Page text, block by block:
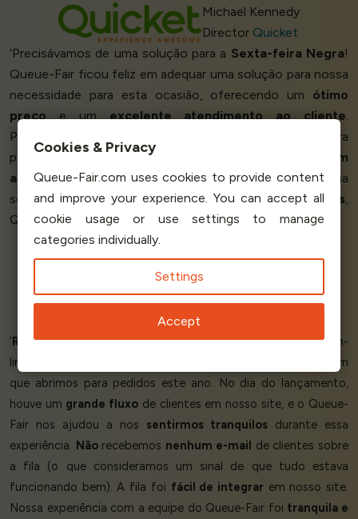
Michael Kennedy
Director Quicket
‘Precisávamos de uma solução para a Sexta-feira Negra!
Queue-Fair ficou feliz em adequar uma solução para nossa
necessidade para esta ocasião, oferecendo um ótimo
preçoe umexcelente atendimento ao cliente.
Pudemos montar nossa própria sala de espera
personalizada, nossa própria taxa de entrada, tudo
bem
adaptadoà nossa medida. Se você precisa de uma
solução sob medida quenão esvazie seus bolsos,
Queue-Fair é ocaminho a seguir!’
‘Reduziu o estressedo dia do lançamento da nossa loja on-
line! Lançamos um site totalmente novo no mesmo dia em
que abrimos para pedidos este ano. No dia do lançamento,
houve um grande fluxo de clientes em nosso site, e o Queue-
Fair nos ajudou a nos sentirmos tranquilos durante essa
experiência. Nãorecebemos nenhum e-mail de clientes sobre
a fila (o que consideramos um sinal de que tudo estava
funcionando bem). A fila foi fácil de integrarem nosso site.
Nossa experiência com a equipe do Queue-Fair foi tranquila e
Cookies & Privacy
Queue-Fair.com uses cookies to provide content
and improve your experience. You can accept all
cookie usage or use settings to manage
categories individually.
Settings
Accept